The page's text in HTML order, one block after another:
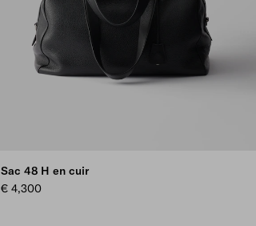
Sac 48 H en cuir
€ 4,300